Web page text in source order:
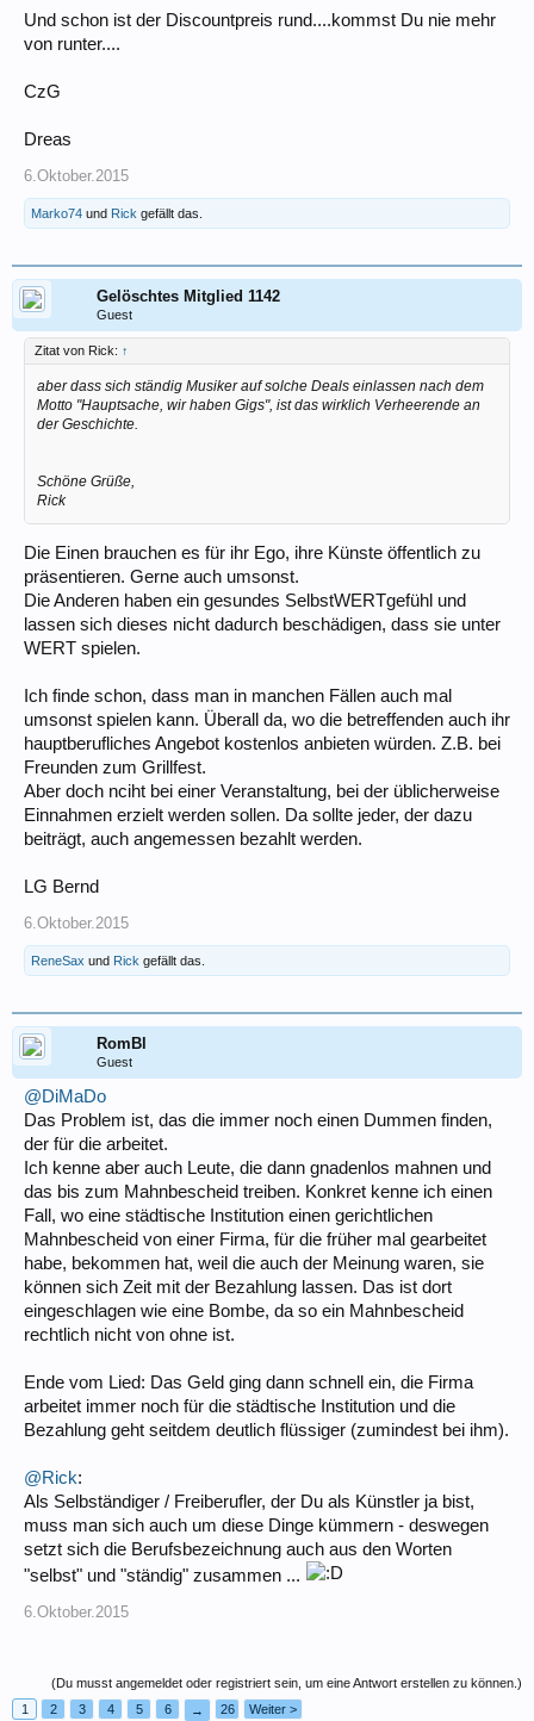
Und schon ist der Discountpreis rund....kommst Du nie mehr
von runter....
CzG
Dreas
6.Oktober.2015
Marko74 und Rick gefällt das.
Gelöschtes Mitglied 1142
Guest
Zitat von Rick: ↑
aber dass sich ständig Musiker auf solche Deals einlassen nach dem
Motto "Hauptsache, wir haben Gigs", ist das wirklich Verheerende an
der Geschichte.
Schöne Grüße,
Rick
Die Einen brauchen es für ihr Ego, ihre Künste öffentlich zu
präsentieren. Gerne auch umsonst.
Die Anderen haben ein gesundes SelbstWERTgefühl und
lassen sich dieses nicht dadurch beschädigen, dass sie unter
WERT spielen.
Ich finde schon, dass man in manchen Fällen auch mal
umsonst spielen kann. Überall da, wo die betreffenden auch ihr
hauptberufliches Angebot kostenlos anbieten würden. Z.B. bei
Freunden zum Grillfest.
Aber doch nciht bei einer Veranstaltung, bei der üblicherweise
Einnahmen erzielt werden sollen. Da sollte jeder, der dazu
beiträgt, auch angemessen bezahlt werden.
LG Bernd
6.Oktober.2015
ReneSax und Rick gefällt das.
RomBl
Guest
@DiMaDo
Das Problem ist, das die immer noch einen Dummen finden,
der für die arbeitet.
Ich kenne aber auch Leute, die dann gnadenlos mahnen und
das bis zum Mahnbescheid treiben. Konkret kenne ich einen
Fall, wo eine städtische Institution einen gerichtlichen
Mahnbescheid von einer Firma, für die früher mal gearbeitet
habe, bekommen hat, weil die auch der Meinung waren, sie
können sich Zeit mit der Bezahlung lassen. Das ist dort
eingeschlagen wie eine Bombe, da so ein Mahnbescheid
rechtlich nicht von ohne ist.
Ende vom Lied: Das Geld ging dann schnell ein, die Firma
arbeitet immer noch für die städtische Institution und die
Bezahlung geht seitdem deutlich flüssiger (zumindest bei ihm).
@Rick:
Als Selbständiger / Freiberufler, der Du als Künstler ja bist,
muss man sich auch um diese Dinge kümmern - deswegen
setzt sich die Berufsbezeichnung auch aus den Worten
"selbst" und "ständig" zusammen ...
6.Oktober.2015
(Du musst angemeldet oder registriert sein, um eine Antwort erstellen zu können.)
1
2 3 4 5 6 → 26 Weiter >